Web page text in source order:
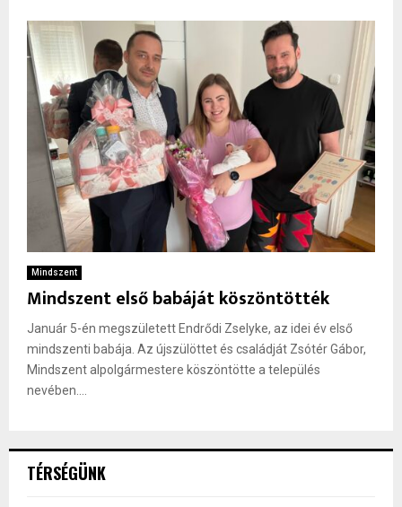
Mindszent
Mindszent első babáját köszöntötték
Január 5-én megszületett Endrődi Zselyke, az idei év első
mindszenti babája. Az újszülöttet és családját Zsótér Gábor,
Mindszent alpolgármestere köszöntötte a település
nevében....
TÉRSÉGÜNK